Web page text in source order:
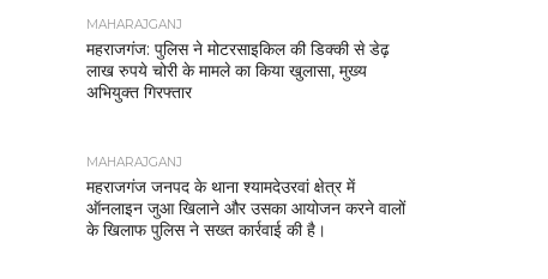
MAHARAJGANJ
महराजगंज: पुलिस ने मोटरसाइकिल की डिक्की से डेढ़
लाख रुपये चोरी के मामले का किया खुलासा, मुख्य
अभियुक्त गिरफ्तार
MAHARAJGANJ
महराजगंज जनपद के थाना श्यामदेउरवां क्षेत्र में
ऑनलाइन जुआ खिलाने और उसका आयोजन करने वालों
के खिलाफ पुलिस ने सख्त कार्रवाई की है।